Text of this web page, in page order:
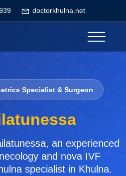
doctorkhulna.net
Specialist & Surgeon
an experienced
and nova IVF
specialist in Khulna.